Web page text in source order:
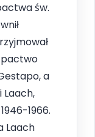
św.
a
Laach,
1966.
Laach